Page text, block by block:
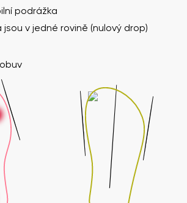
podrážka
v jedné rovině (nulový drop)